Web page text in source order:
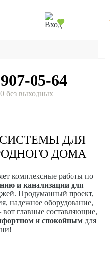
05-64
без выходных
ДЛЯ
ДОМА
комплексные работы по
и канализации для
Продуманный проект,
надежное оборудование,
главные составляющие,
и спокойным для